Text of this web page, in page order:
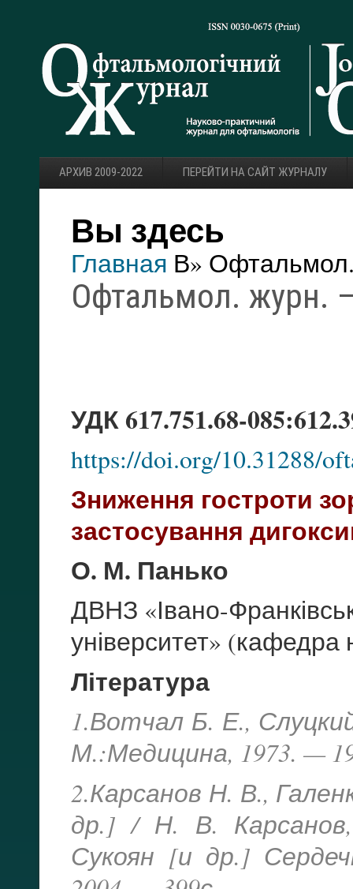
АРХИВ 2009-2022 ПЕРЕЙТИ НА САЙТ ЖУРНАЛУ
Вы здесь
Главная В»
Офтальмол. журн.
УДК 617.751.68-
https://doi.org/10.31288/
Зниження гостроти
застосування
О. М. Панько
ДВНЗ «Івано-
університет» (кафедра
Література
1.Вотчал Б. Е.,
М.:Медицина, 1973. —
2.Карсанов Н. В.,
др.] / Н. В.
Сукоян [и др.]